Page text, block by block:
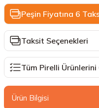
Peşin Fiyatına 6
Taksit Seçenekleri
Tüm Pirelli Ürünlerini
Ürün Bilgisi